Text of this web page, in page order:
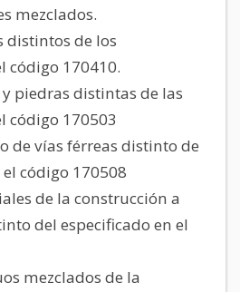
mezclados.
distintos de los
código 170410.
y piedras distintas de las
código 170503
de vías férreas distinto de
código 170508
de la construcción a
del especificado en el
mezclados de la